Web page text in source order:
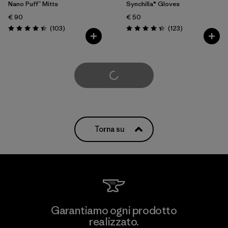
Nano Puff™ Mitts
€ 90
Valutazione: 4.4 / 5
(103Recensioni
)
Synchilla® Gloves
€ 50
Valutazione: 4.3 / 5
(123Recensioni
)
Carica di più
Torna su
Garantiamo ogni prodotto
realizzato.